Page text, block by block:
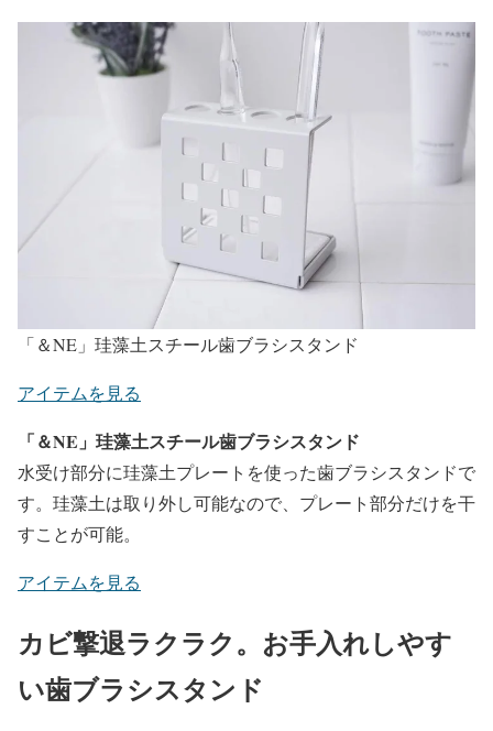
「＆NE」珪藻土スチール歯ブラシスタンド
アイテムを見る
「＆NE」珪藻土スチール歯ブラシスタンド
水受け部分に珪藻土プレートを使った歯ブラシスタンドで
す。珪藻土は取り外し可能なので、プレート部分だけを干
すことが可能。
アイテムを見る
カビ撃退ラクラク。お手入れしやす
い歯ブラシスタンド